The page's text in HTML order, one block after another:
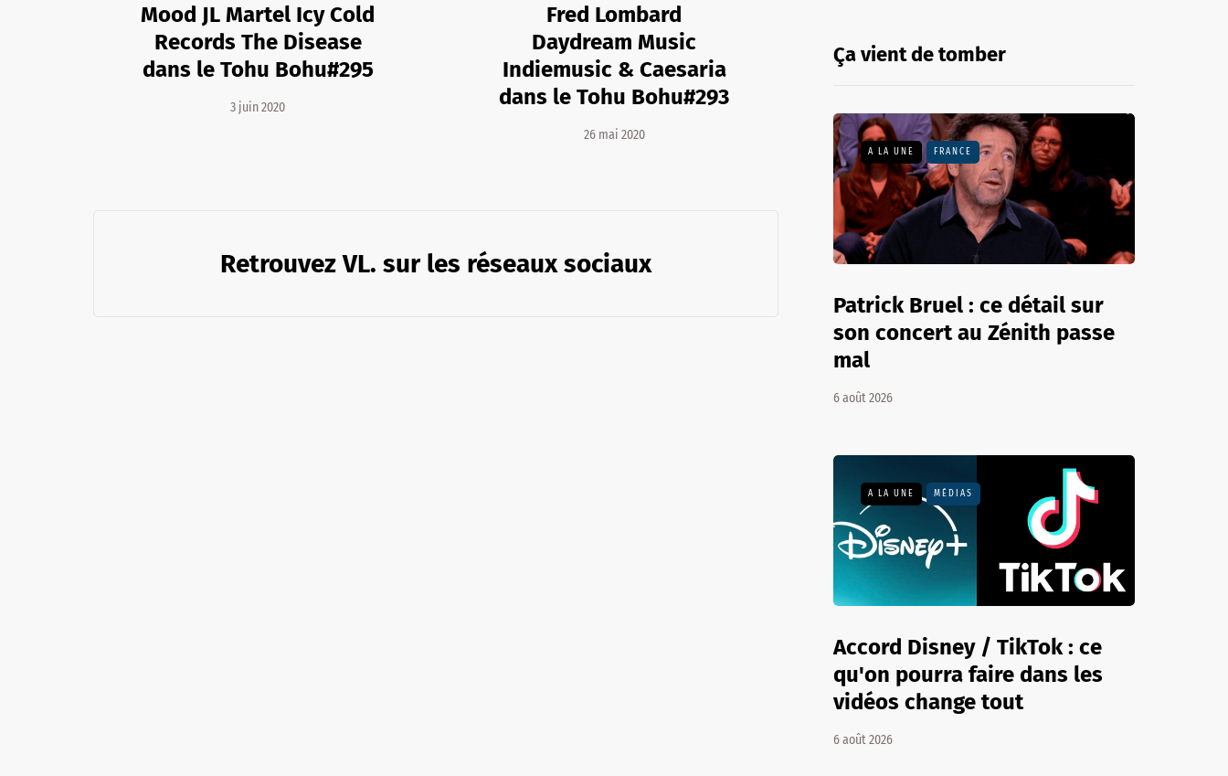
Mood JL Martel Icy Cold
Records The Disease
dans le Tohu Bohu#295
3 juin 2020
Fred Lombard
Daydream Music
Indiemusic & Caesaria
dans le Tohu Bohu#293
26 mai 2020
Retrouvez VL. sur les réseaux sociaux
Ça vient de tomber
A LA UNE FRANCE
Patrick Bruel : ce détail sur
son concert au Zénith passe
mal
6 août 2026
A LA UNE MÉDIAS
Accord Disney / TikTok : ce
qu'on pourra faire dans les
vidéos change tout
6 août 2026